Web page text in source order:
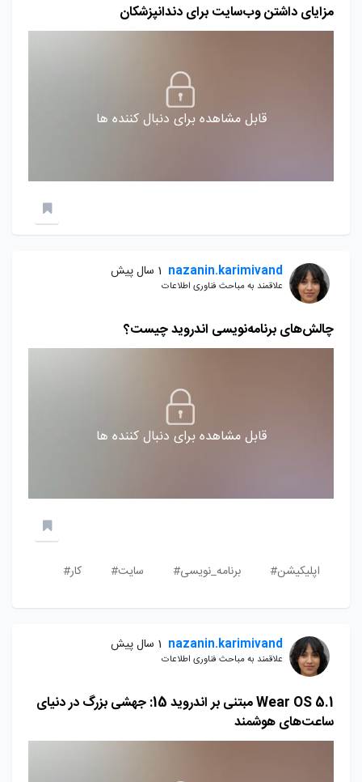
مزایای داشتن وب‌سایت برای دندانپزشکان
قابل مشاهده برای دنبال کننده ها
nazanin.karimivand 1 سال پیش
علاقمند به مباحث فناوری اطلاعات
چالش‌های برنامه‌نویسی اندروید چیست؟
قابل مشاهده برای دنبال کننده ها
اپلیکیشن# برنامه_نویسی# سایت# کار#
nazanin.karimivand 1 سال پیش
علاقمند به مباحث فناوری اطلاعات
Wear OS 5.1 مبتنی بر اندروید 15: جهشی بزرگ در دنیای
ساعت‌های هوشمند